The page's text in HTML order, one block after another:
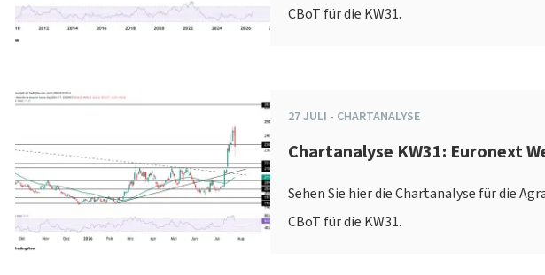
CBoT für die KW31.
27JULI - CHARTANALYSE
Chartanalyse KW31: Euronext
Sehen Sie hier die Chartanalyse für die
CBoT für die KW31.